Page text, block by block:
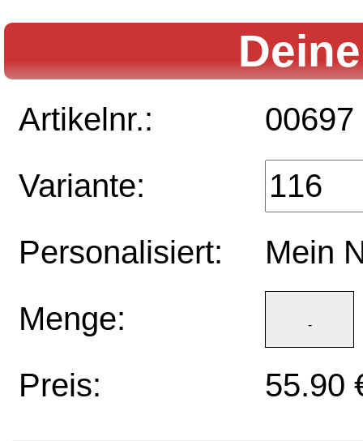
Artikelnr.:
00697
Variante:
Personalisiert:
Mein
Menge:
Preis:
55.90